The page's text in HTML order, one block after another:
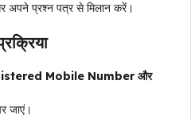
अपने प्रश्न पत्र से मिलान करें।
Mobile Number और
जाएं।